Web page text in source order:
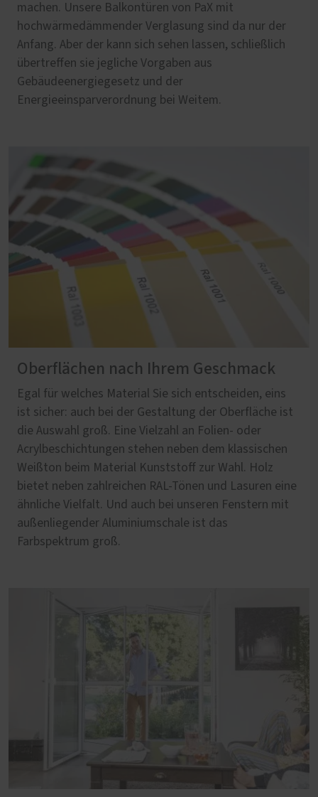
machen. Unsere Balkontüren von PaX mit
hochwärmedämmender Verglasung sind da nur der
Anfang. Aber der kann sich sehen lassen, schließlich
übertreffen sie jegliche Vorgaben aus
Gebäudeenergiegesetz und der
Energieeinsparverordnung bei Weitem.
Oberflächen nach Ihrem Geschmack
Egal für welches Material Sie sich entscheiden, eins
ist sicher: auch bei der Gestaltung der Oberfläche ist
die Auswahl groß. Eine Vielzahl an Folien- oder
Acrylbeschichtungen stehen neben dem klassischen
Weißton beim Material Kunststoff zur Wahl. Holz
bietet neben zahlreichen RAL-Tönen und Lasuren eine
ähnliche Vielfalt. Und auch bei unseren Fenstern mit
außenliegender Aluminiumschale ist das
Farbspektrum groß.